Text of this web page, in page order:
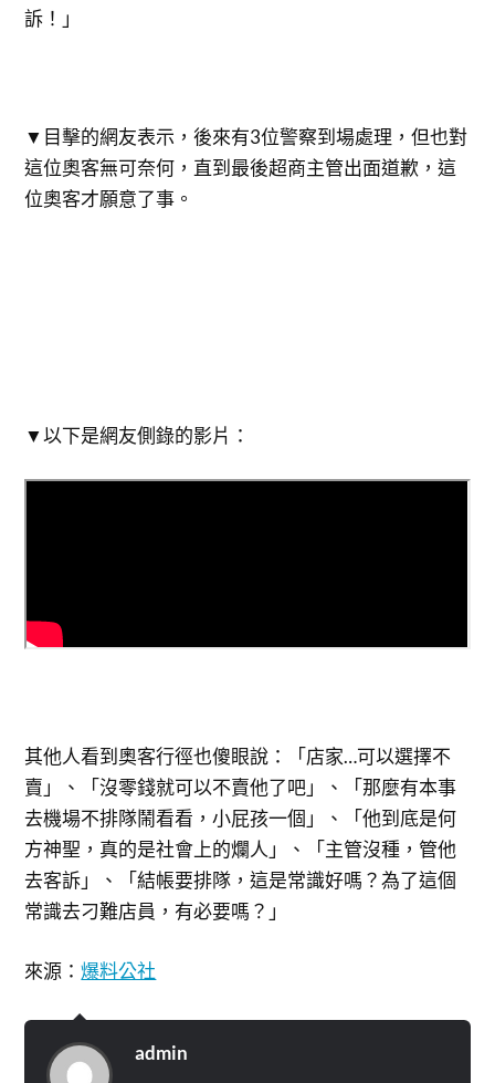
訴！」
▼目擊的網友表示，後來有3位警察到場處理，但也對
這位奧客無可奈何，直到最後超商主管出面道歉，這
位奧客才願意了事。
▼以下是網友側錄的影片：
其他人看到奧客行徑也傻眼說：「店家…可以選擇不
賣」、「沒零錢就可以不賣他了吧」、「那麼有本事
去機場不排隊鬧看看，小屁孩一個」、「他到底是何
方神聖，真的是社會上的爛人」、「主管沒種，管他
去客訴」、「結帳要排隊，這是常識好嗎？為了這個
常識去刁難店員，有必要嗎？」
來源：爆料公社
admin